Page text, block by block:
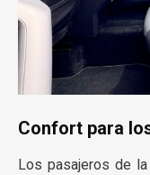
Confort para
Los pasajeros de